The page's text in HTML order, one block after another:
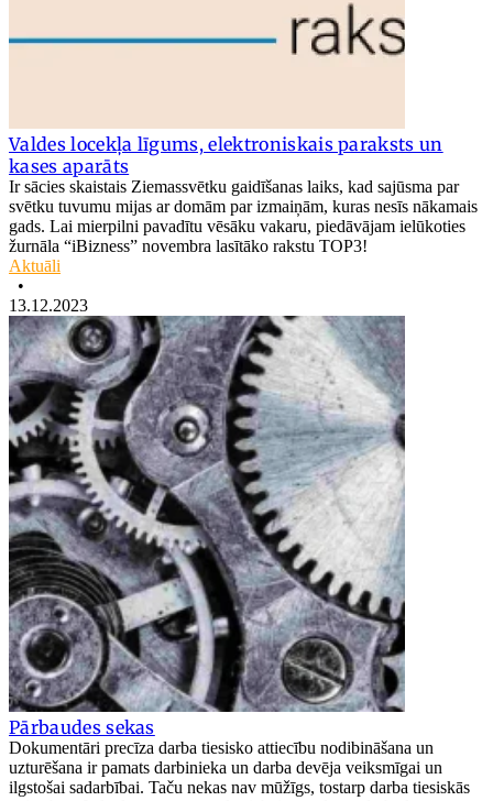
Valdes locekļa līgums, elektroniskais paraksts un
kases aparāts
Ir sācies skaistais Ziemassvētku gaidīšanas laiks, kad sajūsma par
svētku tuvumu mijas ar domām par izmaiņām, kuras nesīs nākamais
gads. Lai mierpilni pavadītu vēsāku vakaru, piedāvājam ielūkoties
žurnāla “iBizness” novembra lasītāko rakstu TOP3!
Aktuāli
•
13.12.2023
Pārbaudes sekas
Dokumentāri precīza darba tiesisko attiecību nodibināšana un
uzturēšana ir pamats darbinieka un darba devēja veiksmīgai un
ilgstošai sadarbībai. Taču nekas nav mūžīgs, tostarp darba tiesiskās